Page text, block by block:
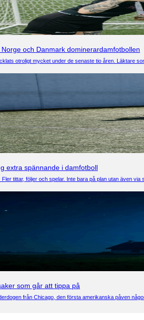
och Danmark dominerardamfotbollen
otroligt mycket under de senaste tio åren. Läktare
extra spännande i damfotboll
Fler tittar, följer och spelar. Inte bara på plan utan även
som går att tippa på
från Chicago, den första amerikanska påven